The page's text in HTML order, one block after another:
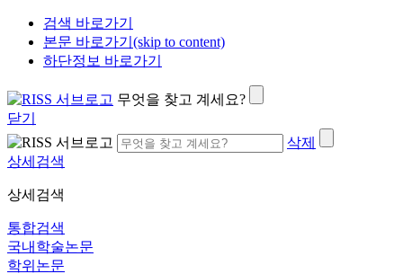
검색 바로가기
본문 바로가기(skip to content)
하단정보 바로가기
무엇을 찾고 계세요?
닫기
삭제
상세검색
상세검색
통합검색
국내학술논문
학위논문